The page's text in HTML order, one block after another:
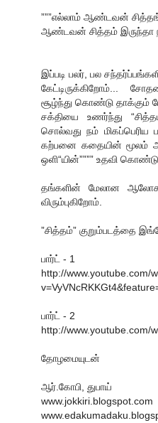
”””எல்லாம் ஆண்டவன்
ஆண்டவன் சித்தம் இருந்தா
இப்படி பலர், பல
கேட்டிருக்கிறோம்...
சூழ்ந்து கொண்டு தாக்கும்
சக்தியை உணர்ந்து
சொல்வது நம்
கற்பனை கதையின் மூலம்
ஒளி“யின்”””” உதவி
தங்களின் மேலான
விரும்புகிறோம்.
”சித்தம்” குறும்படத்தை
பார்ட் - 1
http://www.youtube.com/
பார்ட் - 2
http://www.youtube.com/
தோழமையுடன்
ஆர்.கோபி, துபாய்